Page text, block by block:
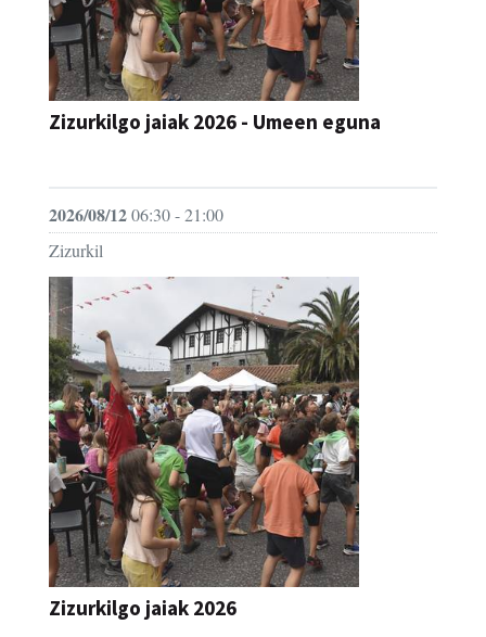
Zizurkilgo jaiak 2026 - Umeen eguna
2026/08/1206:30 - 21:00
Zizurkil
Zizurkilgo jaiak 2026